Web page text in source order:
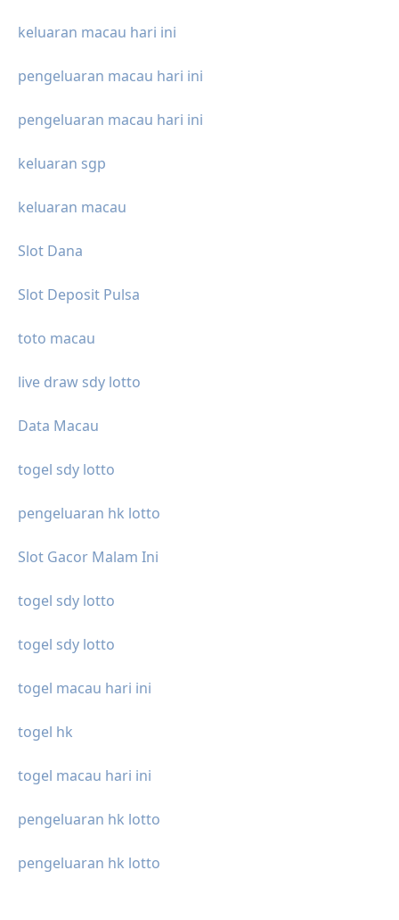
keluaran macau hari ini
pengeluaran macau hari ini
pengeluaran macau hari ini
keluaran sgp
keluaran macau
Slot Dana
Slot Deposit Pulsa
toto macau
live draw sdy lotto
Data Macau
togel sdy lotto
pengeluaran hk lotto
Slot Gacor Malam Ini
togel sdy lotto
togel sdy lotto
togel macau hari ini
togel hk
togel macau hari ini
pengeluaran hk lotto
pengeluaran hk lotto